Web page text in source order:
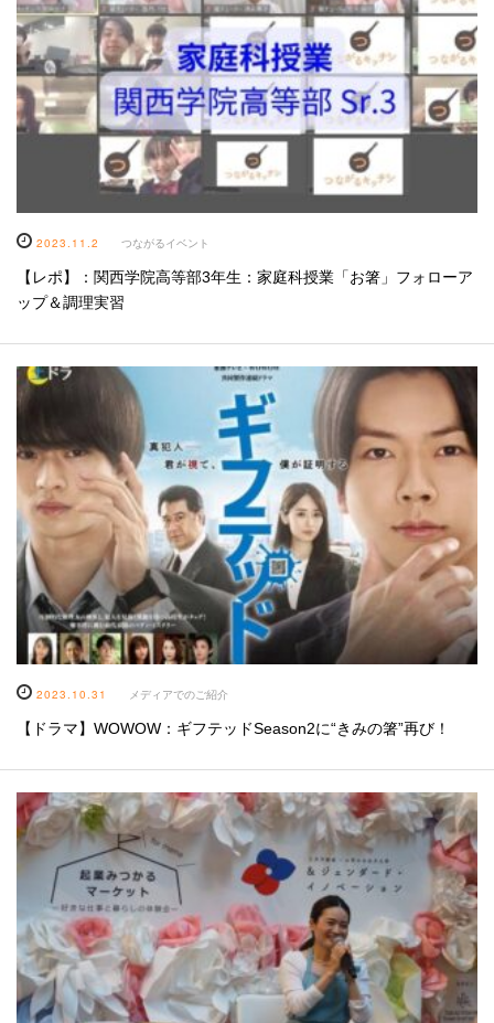
2023.11.2 つながるイベント
【レポ】：関西学院高等部3年生：家庭科授業「お箸」フォローア
ップ＆調理実習
2023.10.31 メディアでのご紹介
【ドラマ】WOWOW：ギフテッドSeason2に“きみの箸”再び！